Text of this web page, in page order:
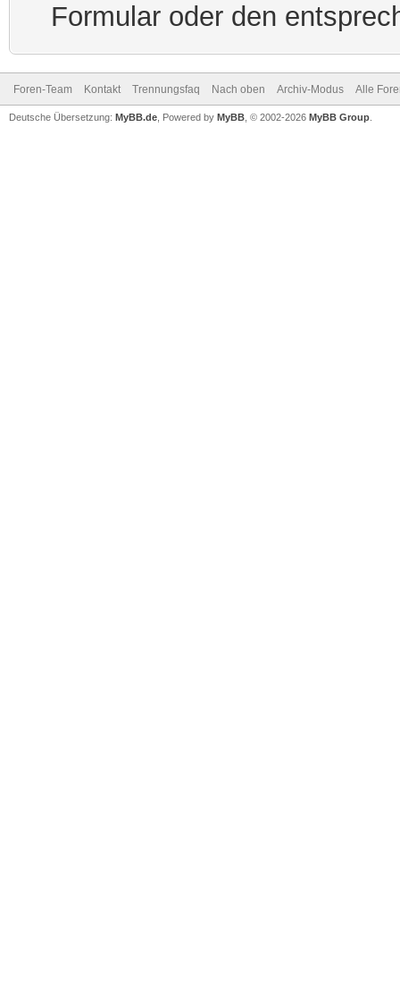
Formular oder den
Foren-Team Kontakt Trennungsfaq Nach oben Archiv-Modus Alle
Deutsche Übersetzung: MyBB.de , Powered by MyBB , © 2002-2026 MyBB Group